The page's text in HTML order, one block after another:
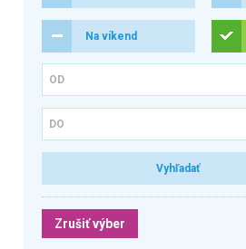
Na víkend
Zrušiť výber